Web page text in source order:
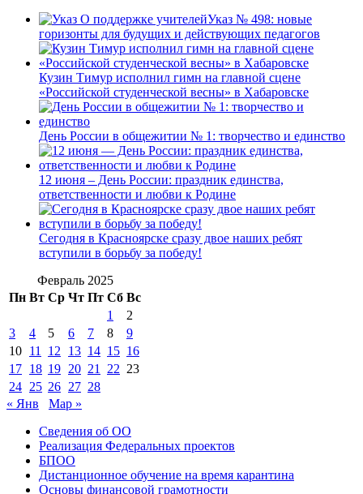
Указ № 498: новые
горизонты для будущих и действующих педагогов
Кузин Тимур исполнил гимн на главной сцене
«Российской студенческой весны» в Хабаровске
День России в общежитии № 1: творчество и единство
12 июня – День России: праздник единства,
ответственности и любви к Родине
Сегодня в Красноярске сразу двое наших ребят
вступили в борьбу за победу!
Февраль 2025
Пн Вт Ср Чт Пт Сб Вс
1
2
3
4 5 6 7 8
9
10 11 12 13 14 15 16
17 18 19 20 21 22 23
24 25 26 27 28
« Янв
Мар »
Сведения об ОО
Реализация Федеральных проектов
БПОО
Дистанционное обучение на время карантина
Основы финансовой грамотности